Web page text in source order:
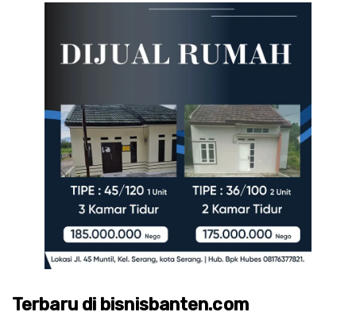
Terbaru di bisnisbanten.com